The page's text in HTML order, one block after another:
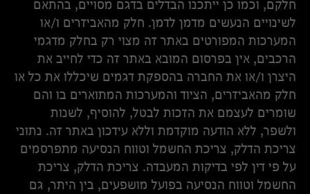
חלקם, וכמו כן ייתכנו הבדלים בדגם מסויים, בהתאם
לשינויים הנעשים מדמן לדמן. חלק מהאביזרים ו/או
המערכות המפורטים באתר זה מצוי רק בחלק מדגמי
הרכבים, אין בפרסום המובא באתר זה כדי לחייב את
היצרן ו/או את החברה בהספקת דגמים שיכללו את כל או
חלק מהאביזרים, הציוד והמערכות המתוארים בו והם
שומרים לעצמם את הזכות לבטל, להוסיף, לשנות
ולשפר, ללא הודעה מוקדמת וללא עידכון באתר זה. נתוני
צריכת הדלק, צריכת החשמל וטווח הנסיעה מתפרסמים
על פי דין לפי בדיקות המעבדה. צריכת הדלק, צריכת
החשמל וטווח הנסיעה בפועל מושפעים, בין היתר, גם